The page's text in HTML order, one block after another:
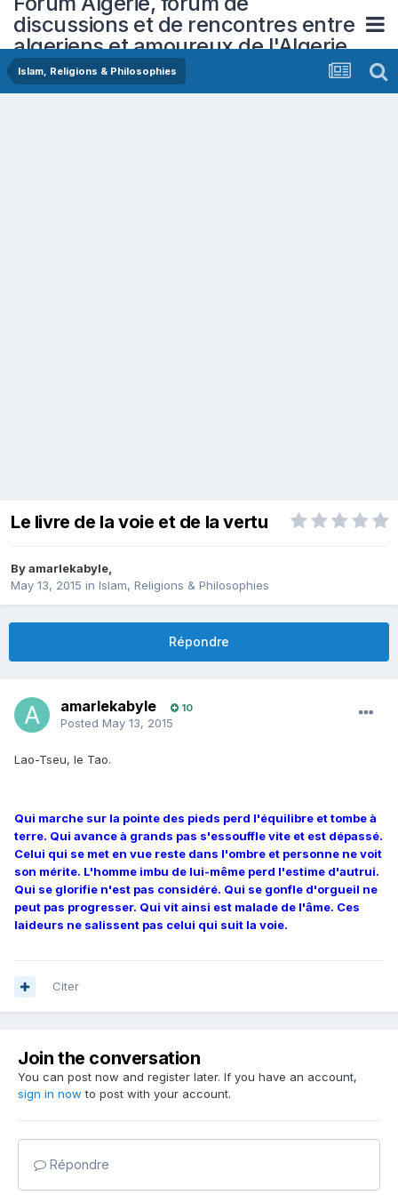
discussions et de rencontres entre
algeriens et amoureux de l'Algerie
Islam, Religions & Philosophies
Le livre de la voie et de la vertu
Byamarlekabyle,
May 13, 2015 in Islam, Religions & Philosophies
Répondre
amarlekabyle 10
Posted May 13, 2015
Lao-Tseu, le Tao.
Qui marche sur la pointe des pieds perd l'équilibre et tombe à
terre. Qui avance à grands pas s'essouffle vite et est dépassé.
Celui qui se met en vue reste dans l'ombre et personne ne voit
son mérite. L'homme imbu de lui-même perd l'estime d'autrui.
Qui se glorifie n'est pas considéré. Qui se gonfle d'orgueil ne
peut pas progresser. Qui vit ainsi est malade de l'âme. Ces
laideurs ne salissent pas celui qui suit la voie.
Citer
Join the conversation
You can post now and register later. If you have an account,
sign in now to post with your account.
Répondre